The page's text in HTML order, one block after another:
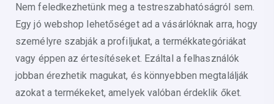
Nem feledkezhetünk meg a testreszabhatóságról sem.
Egy jó webshop lehetőséget ad a vásárlóknak arra, hogy
személyre szabják a profiljukat, a termékkategóriákat
vagy éppen az értesítéseket. Ezáltal a felhasználók
jobban érezhetik magukat, és könnyebben megtalálják
azokat a termékeket, amelyek valóban érdeklik őket.